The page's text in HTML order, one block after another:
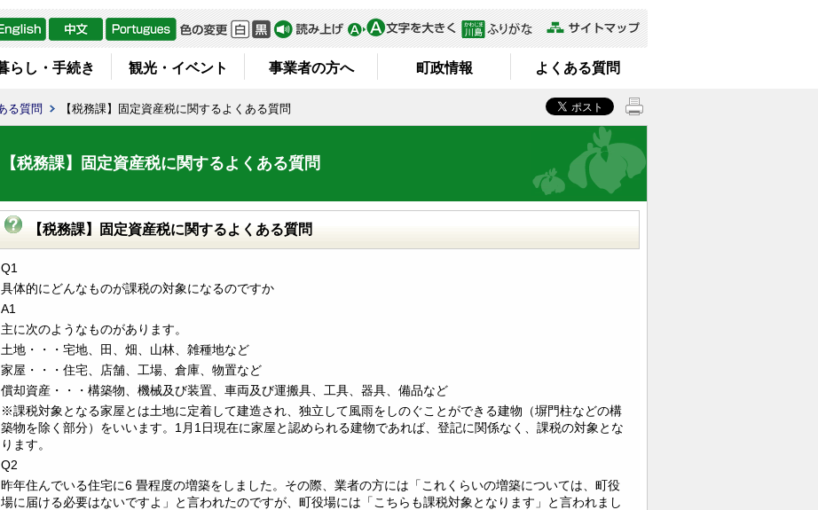
らし・手続き 観光・イベント 事業者の方へ 町政情報 よくある質問
る質問 【税務課】固定資産税に関するよくある質問
【税務課】固定資産税に関するよくある質問
【税務課】固定資産税に関するよくある質問
Q1
具体的にどんなものが課税の対象になるのですか
A1
主に次のようなものがあります。
土地・・・宅地、田、畑、山林、雑種地など
家屋・・・住宅、店舗、工場、倉庫、物置など
償却資産・・・構築物、機械及び装置、車両及び運搬具、工具、器具、備品など
※課税対象となる家屋とは土地に定着して建造され、独立して風雨をしのぐことができる建物（塀門柱などの構
築物を除く部分）をいいます。1月1日現在に家屋と認められる建物であれば、登記に関係なく、課税の対象とな
ります。
Q2
昨年住んでいる住宅に6 畳程度の増築をしました。その際、業者の方には「これくらいの増築については、町役
場に届ける必要はないですよ」と言われたのですが、町役場には「こちらも課税対象となります」と言われまし